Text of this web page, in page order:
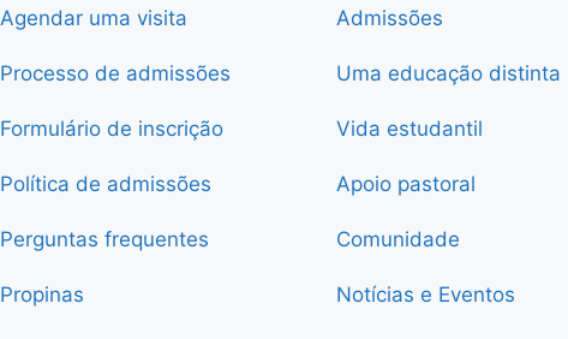
Agendar uma visita
Processo de admissões
Formulário de inscrição
Política de admissões
Perguntas frequentes
Propinas
Admissões
Uma educação distinta
Vida estudantil
Apoio pastoral
Comunidade
Notícias e Eventos